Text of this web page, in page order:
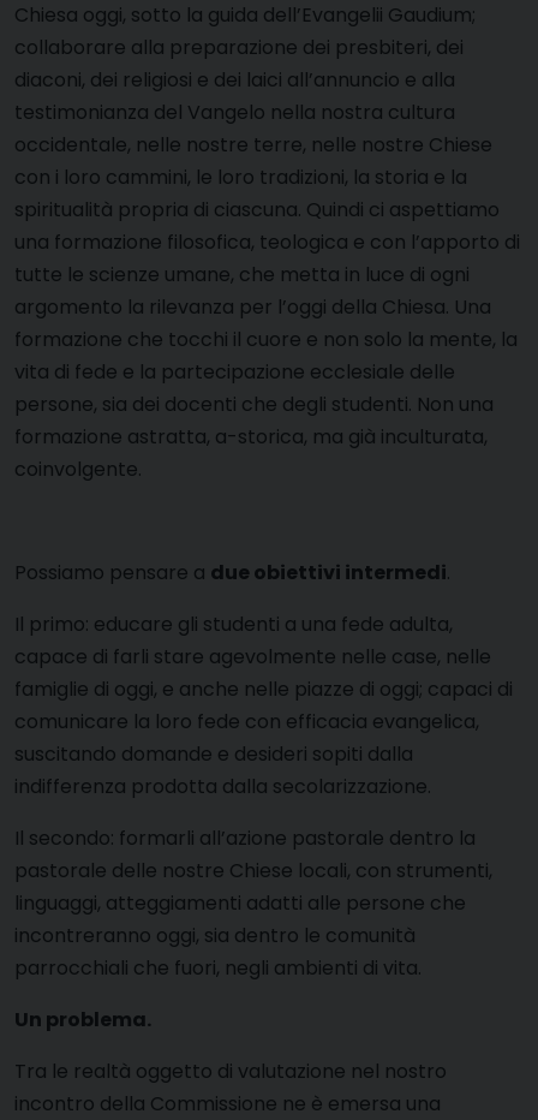
Chiesa oggi, sotto la guida dell’Evangelii Gaudium;
collaborare alla preparazione dei presbiteri, dei
diaconi, dei religiosi e dei laici all’annuncio e alla
testimonianza del Vangelo nella nostra cultura
occidentale, nelle nostre terre, nelle nostre Chiese
con i loro cammini, le loro tradizioni, la storia e la
spiritualità propria di ciascuna. Quindi ci aspettiamo
una formazione filosofica, teologica e con l’apporto di
tutte le scienze umane, che metta in luce di ogni
argomento la rilevanza per l’oggi della Chiesa. Una
formazione che tocchi il cuore e non solo la mente, la
vita di fede e la partecipazione ecclesiale delle
persone, sia dei docenti che degli studenti. Non una
formazione astratta, a-storica, ma già inculturata,
coinvolgente.
Possiamo pensare a due obiettivi intermedi.
Il primo: educare gli studenti a una fede adulta,
capace di farli stare agevolmente nelle case, nelle
famiglie di oggi, e anche nelle piazze di oggi; capaci di
comunicare la loro fede con efficacia evangelica,
suscitando domande e desideri sopiti dalla
indifferenza prodotta dalla secolarizzazione.
Il secondo: formarli all’azione pastorale dentro la
pastorale delle nostre Chiese locali, con strumenti,
linguaggi, atteggiamenti adatti alle persone che
incontreranno oggi, sia dentro le comunità
parrocchiali che fuori, negli ambienti di vita.
Un problema.
Tra le realtà oggetto di valutazione nel nostro
incontro della Commissione ne è emersa una